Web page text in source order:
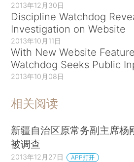
2013年12月30日
Discipline Watchdog
Investigation on Website
2013年10月11日
With New Website
Watchdog Seeks Public
2013年10月08日
相关阅读
新疆自治区原常务副主席杨
被调查
2013年12月27日 APP打开